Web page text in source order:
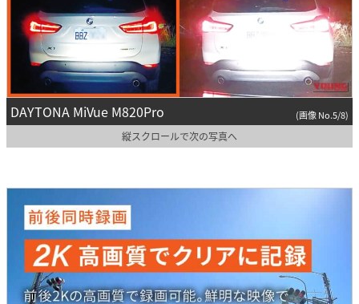
DAYTONA MiVue M820Pro (画像 No.5/8)
縦スクロールで次の写真へ